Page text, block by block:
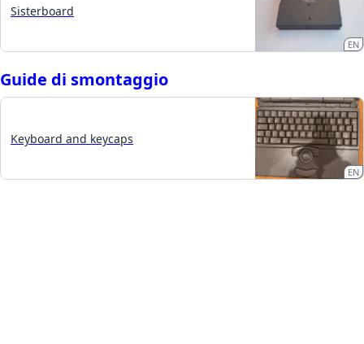
Sisterboard
EN
Guide di smontaggio
Keyboard and keycaps
EN